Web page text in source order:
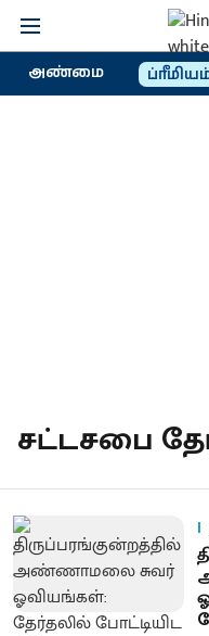
அண்மை
சட்டசபை